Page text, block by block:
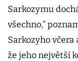
Sarkozymu
všechno,“
Sarkozyho
že jeho největší